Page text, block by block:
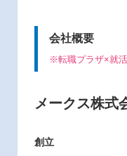
会社概要
※転職プラザ×就
メークス株式
創立